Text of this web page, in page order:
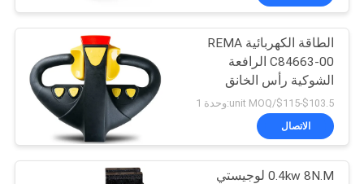
شاحنة البليت
الكهربائية
44
الطاقة الكهربائية REMA
C84663-00 الرافعة
الشوكية رأس الخانق
$103.5-$115/unit MOQ:وحدة 1
الاتصال
0.4kw 8N.M لوجيستي